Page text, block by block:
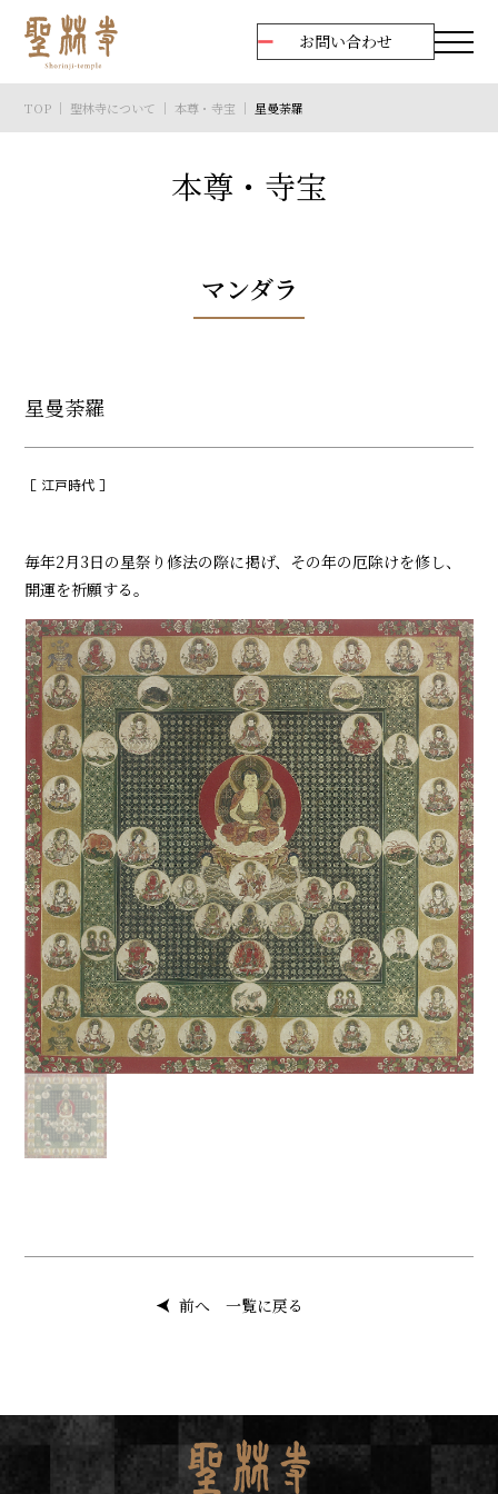
お問い合わせ
TOP ｜ 聖林寺について ｜ 本尊・寺宝 ｜ 星曼荼羅
本尊・寺宝
マンダラ
星曼荼羅
［ 江戸時代 ］
毎年2月3日の星祭り修法の際に掲げ、その年の厄除けを修し、
開運を祈願する。
前へ 一覧に戻る